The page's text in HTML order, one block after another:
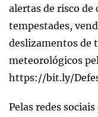
alertas de risco
tempestades,
deslizamentos de
meteorológicos
https://bit.ly/
Pelas redes